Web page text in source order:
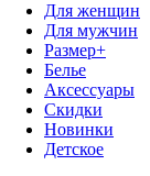
Для женщин
Для мужчин
Размер+
Белье
Аксессуары
Скидки
Новинки
Детское